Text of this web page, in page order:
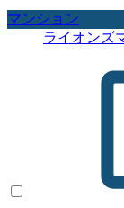
マンション
ライオンズ